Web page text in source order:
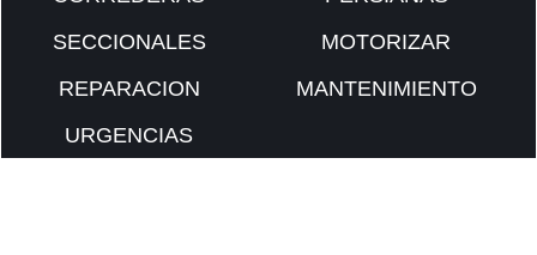
SECCIONALES
MOTORIZAR
REPARACION
MANTENIMIENTO
URGENCIAS